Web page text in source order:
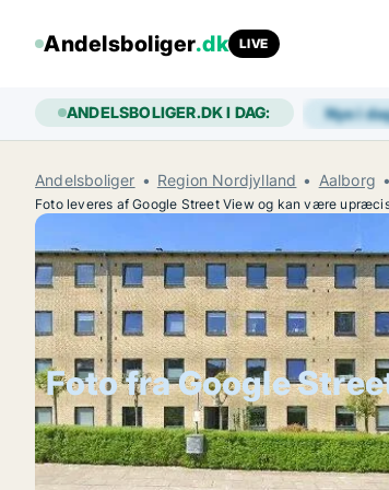
Andelsboliger.dk LIVE
ANDELSBOLIGER.DK I DAG: Nye i
Andelsboliger Region Nordjylland Aalborg
Foto leveres af Google Street View og kan være
Foto fra Google